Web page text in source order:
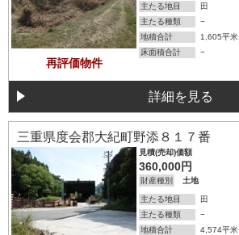
再評価物件
主たる地目
田
主たる種類
−
地積合計
1,605平米
床面積合計
−
詳細を見る
三重県度会郡大紀町野添８１７番
見積(売却)価額
360,000円
財産種別 土地
主たる地目
田
主たる種類
−
地積合計
4,574平米